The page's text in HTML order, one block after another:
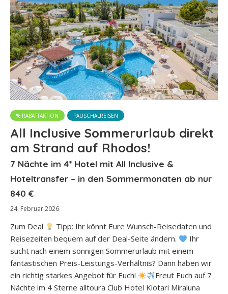
% RABATTAKTION PAUSCHALREISEN
All Inclusive Sommerurlaub direkt
am Strand auf Rhodos!
7 Nächte im 4* Hotel mit All Inclusive &
Hoteltransfer – in den Sommermonaten ab nur
840 €
24. Februar 2026
Zum Deal
Tipp: Ihr könnt Eure Wunsch-Reisedaten und
Reisezeiten bequem auf der Deal-Seite ändern.
Ihr
sucht nach einem sonnigen Sommerurlaub mit einem
fantastischen Preis-Leistungs-Verhältnis? Dann haben wir
ein richtig starkes Angebot für Euch!
Freut Euch auf 7
Nächte im 4 Sterne alltoura Club Hotel Kiotari Miraluna